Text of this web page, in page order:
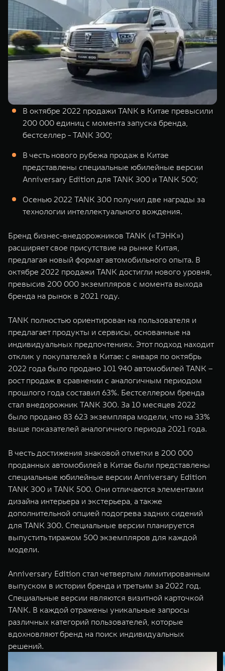
TANK 500
Веди за собой
от 6 499 000 ₽
TANK 700
Сила
от 10 199
WEY 07
Расширяя границы комфорта
от 6 149 000 ₽
WEY 05
от 5 699
WEY 80
Масштаб возможностей
от 6 449 000 ₽
WEY 80
Масштаб
от 8 099
TANK Финансы
Корпоративным клиентам
TANK ФИНАНСЫ
TANK Кредит
TANK Страхование
Сервис
Специальные предложения
Моторные масла
ЦИФРОВЫЕ СЕРВИСЫ TANK
Цифровые сервисы TANK
Подписки
В октябре 2022 продажи TANK в Китае превысили
200 000 единиц с момента запуска бренда,
бестселлер - TANK 300;
В честь нового рубежа продаж в Китае
представлены специальные юбилейные версии
Anniversary Edition для TANK 300 и TANK 500;
Осенью 2022 TANK 300 получил две награды за
технологии интеллектуального вождения.
Бренд бизнес-внедорожников TANK («ТЭНК»)
расширяет свое присутствие на рынке Китая,
предлагая новый формат автомобильного опыта. В
октябре 2022 продажи TANK достигли нового уровня,
превысив 200 000 экземпляров с момента выхода
бренда на рынок в 2021 году.
TANK полностью ориентирован на пользователя и
предлагает продукты и сервисы, основанные на
индивидуальных предпочтениях. Этот подход находит
отклик у покупателей в Китае: с января по октябрь
2022 года было продано 101 940 автомобилей TANK –
рост продаж в сравнении с аналогичным периодом
прошлого года составил 63%. Бестселлером бренда
стал внедорожник TANK 300. За 10 месяцев 2022
было продано 83 623 экземпляра модели, что на 33%
выше показателей аналогичного периода 2021 года.
В честь достижения знаковой отметки в 200 000
проданных автомобилей в Китае были представлены
специальные юбилейные версии Anniversary Edition
TANK 300 и TANK 500. Они отличаются элементами
дизайна интерьера и экстерьера, а также
дополнительной опцией подогрева задних сидений
для TANK 300. Специальные версии планируется
выпустить тиражом 500 экземпляров для каждой
модели.
Anniversary Edition стал четвертым лимитированным
выпуском в истории бренда и третьим за 2022 год.
Специальные версии являются визитной карточкой
TANK. В каждой отражены уникальные запросы
различных категорий пользователей, которые
вдохновляют бренд на поиск индивидуальных
решений.